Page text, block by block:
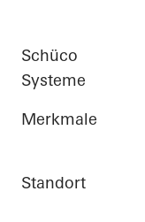
Schüco
Systeme
Merkmale
Standort